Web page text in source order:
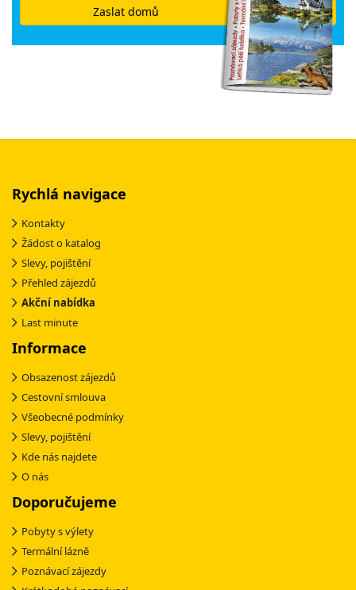
Zaslat domů
Rychlá navigace
Kontakty
Žádost o katalog
Slevy, pojištění
Přehled zájezdů
Akční nabídka
Last minute
Informace
Obsazenost zájezdů
Cestovní smlouva
Všeobecné podmínky
Slevy, pojištění
Kde nás najdete
O nás
Doporučujeme
Pobyty s výlety
Termální lázně
Poznávací zájezdy